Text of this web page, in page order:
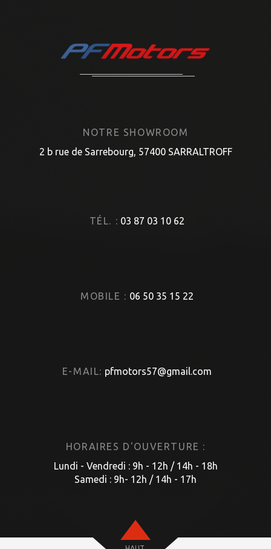
NOTRE SHOWROOM
2 b rue de Sarrebourg, 57400 SARRALTROFF
TÉL. : 03 87 03 10 62
MOBILE : 06 50 35 15 22
E-MAIL: pfmotors57@gmail.com
HORAIRES D'OUVERTURE :
Lundi - Vendredi : 9h - 12h / 14h - 18h
Samedi : 9h- 12h / 14h - 17h